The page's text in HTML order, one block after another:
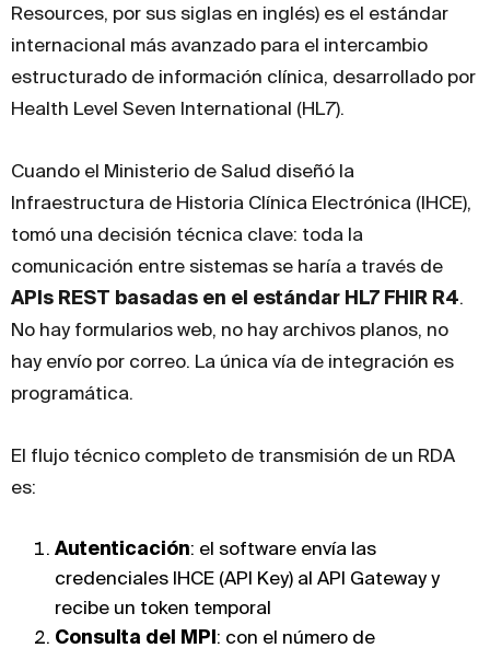
Resources, por sus siglas en inglés) es el estándar
internacional más avanzado para el intercambio
estructurado de información clínica, desarrollado por
Health Level Seven International (HL7).
Cuando el Ministerio de Salud diseñó la
Infraestructura de Historia Clínica Electrónica (IHCE),
tomó una decisión técnica clave: toda la
comunicación entre sistemas se haría a través de
APIs REST basadas en el estándar HL7 FHIR R4.
No hay formularios web, no hay archivos planos, no
hay envío por correo. La única vía de integración es
programática.
El flujo técnico completo de transmisión de un RDA
es:
Autenticación: el software envía las
credenciales IHCE (API Key) al API Gateway y
recibe un token temporal
Consulta del MPI: con el número de